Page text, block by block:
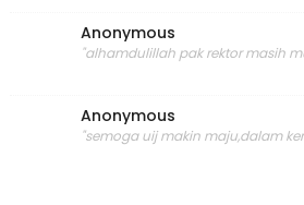
Anonymous
"alhamdulillah pak rektor masih
Anonymous
"semoga uij makin maju,dalam